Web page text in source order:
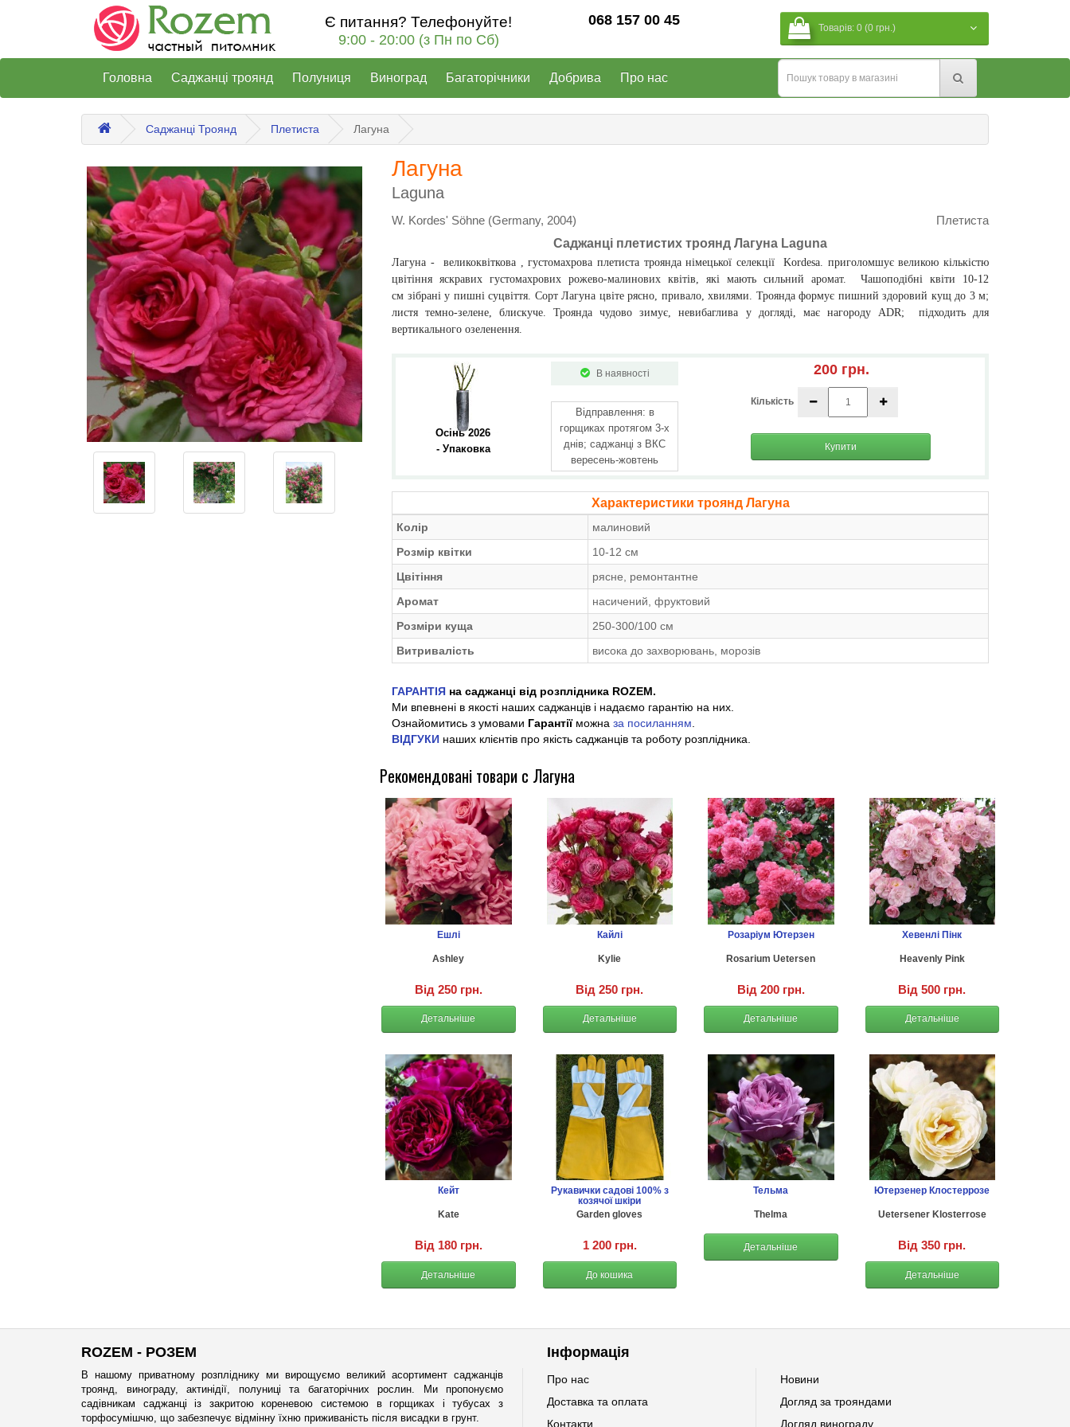
Є питання? Телефонуйте!
9:00 - 20:00 (з Пн по Сб)
068 157 00 45 Товарів: 0 (0 грн.)
Головна Саджанці троянд Полуниця Виноград Багаторічники Добрива Про нас
Саджанці Троянд Плетиста Лагуна
Лагуна
Laguna
W. Kordes' Söhne (Germany, 2004)
Плетиста
Саджанці плетистих троянд Лагуна Laguna
Лагуна - великоквіткова , густомахрова плетиста троянда німецької селекції Kordesа. приголомшує великою кількістю
цвітіння яскравих густомахрових рожево-малинових квітів, які мають сильний аромат.
Чашоподібні квіти 10-12
см зібрані у пишні суцвіття. Сорт Лагуна цвіте рясно, привало, хвилями. Троянда формує пишний здоровий кущ до 3 м;
листя темно-зелене, блискуче. Троянда чудово зимує, невибаглива у догляді, має нагороду ADR; підходить для
вертикального озеленення.
Осінь 2026
- Упаковка
В наявності
Відправлення: в
горщиках протягом 3-х
днів; саджанці з ВКС
вересень-жовтень
200 грн.
Кількість
Купити
Характеристики троянд Лагуна
Колір
малиновий
Розмір квітки
10-12 см
Цвітіння
рясне, ремонтантне
Аромат
насичений, фруктовий
Розміри куща
250-300/100 см
Витривалість
висока до захворювань, морозів
ГАРАНТІЯ на саджанці від розплідника ROZEM.
Ми впевнені в якості наших саджанців і надаємо гарантію на них.
Ознайомитись з умовами Гарантії можна за посиланням
ВІДГУКИ наших клієнтів про якість саджанців та роботу розплідника.
Рекомендовані товари с Лагуна
Ешлі
Ashley
Від 250 грн.
Детальніше
Кайлі
Kylie
Від 250 грн.
Детальніше
Розаріум Ютерзен
Rosarium Uetersen
Від 200 грн.
Детальніше
Хевенлі Пінк
Heavenly Pink
Від 500 грн.
Детальніше
Кейт
Kate
Від 180 грн.
Детальніше
Рукавички садові 100% з
козячої шкіри
Garden gloves
1 200 грн.
До кошика
Тельма
Thelma
Детальніше
Ютерзенер Клостеррозе
Uetersener Klosterrose
Від 350 грн.
Детальніше
ROZEM - РОЗЕМ
В нашому приватному розпліднику ми вирощуємо великий асортимент саджанців
троянд, винограду, актинідії, полуниці та багаторічних рослин. Ми пропонуємо
садівникам саджанці із закритою кореневою системою в горщиках і тубусах з
торфосумішчю, що забезпечує відмінну їхню приживаність після висадки в грунт.
Інформація
Про нас
Доставка та оплата
Контакти
Новини
Догляд за трояндами
Догляд винограду